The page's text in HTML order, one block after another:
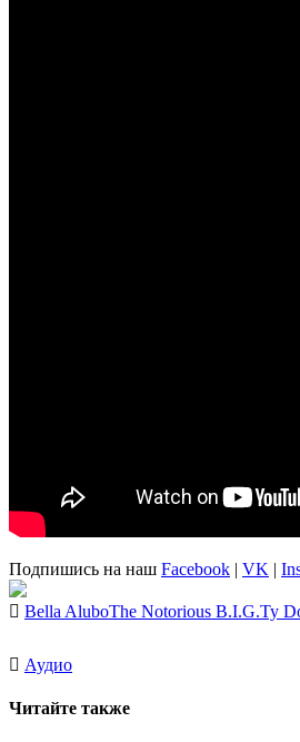
Подпишись на наш Facebook | VK |
Bella AluboThe Notorious B.I.G.Ty
Аудио
Читайте также